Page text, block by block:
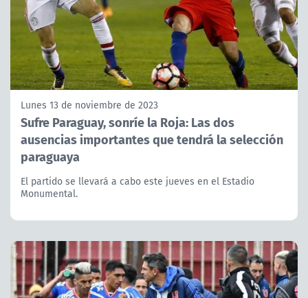
Lunes 13 de noviembre de 2023
Sufre Paraguay, sonríe la Roja: Las dos
ausencias importantes que tendrá la selección
paraguaya
El partido se llevará a cabo este jueves en el Estadio
Monumental.